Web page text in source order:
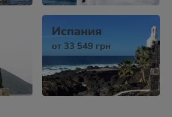
Испания
от 33 549 грн